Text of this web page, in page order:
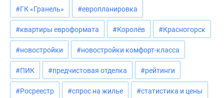
Реклама
сайте
Дзен
Машино-
места
Апартаменты
#ГК «Гранель» #европланировка
#квартиры евроформата #Королёв #Красногорск
#новостройки #новостройки комфорт-класса
#ПИК #предчистовая отделка #рейтинги
#Росреестр #спрос на жилье #статистика и цены